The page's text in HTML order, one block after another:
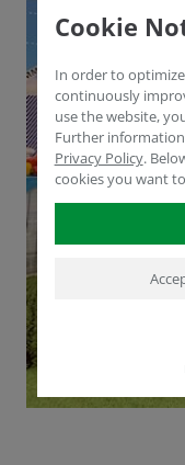
Cookie
In order to
continuously
use the website,
Further
Privacy Policy.
cookies you want